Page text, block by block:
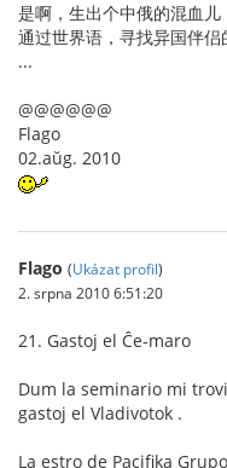
是啊，生出个中俄的混血儿
通过世界语，寻找异国伴侣
...
@@@@@@
Flago
02.aŭg. 2010
Flago (Ukázat profil)
2. srpna 2010 6:51:20
21. Gastoj el Ĉe-maro
Dum la seminario mi
gastoj el Vladivotok .
La estro de Pacifika